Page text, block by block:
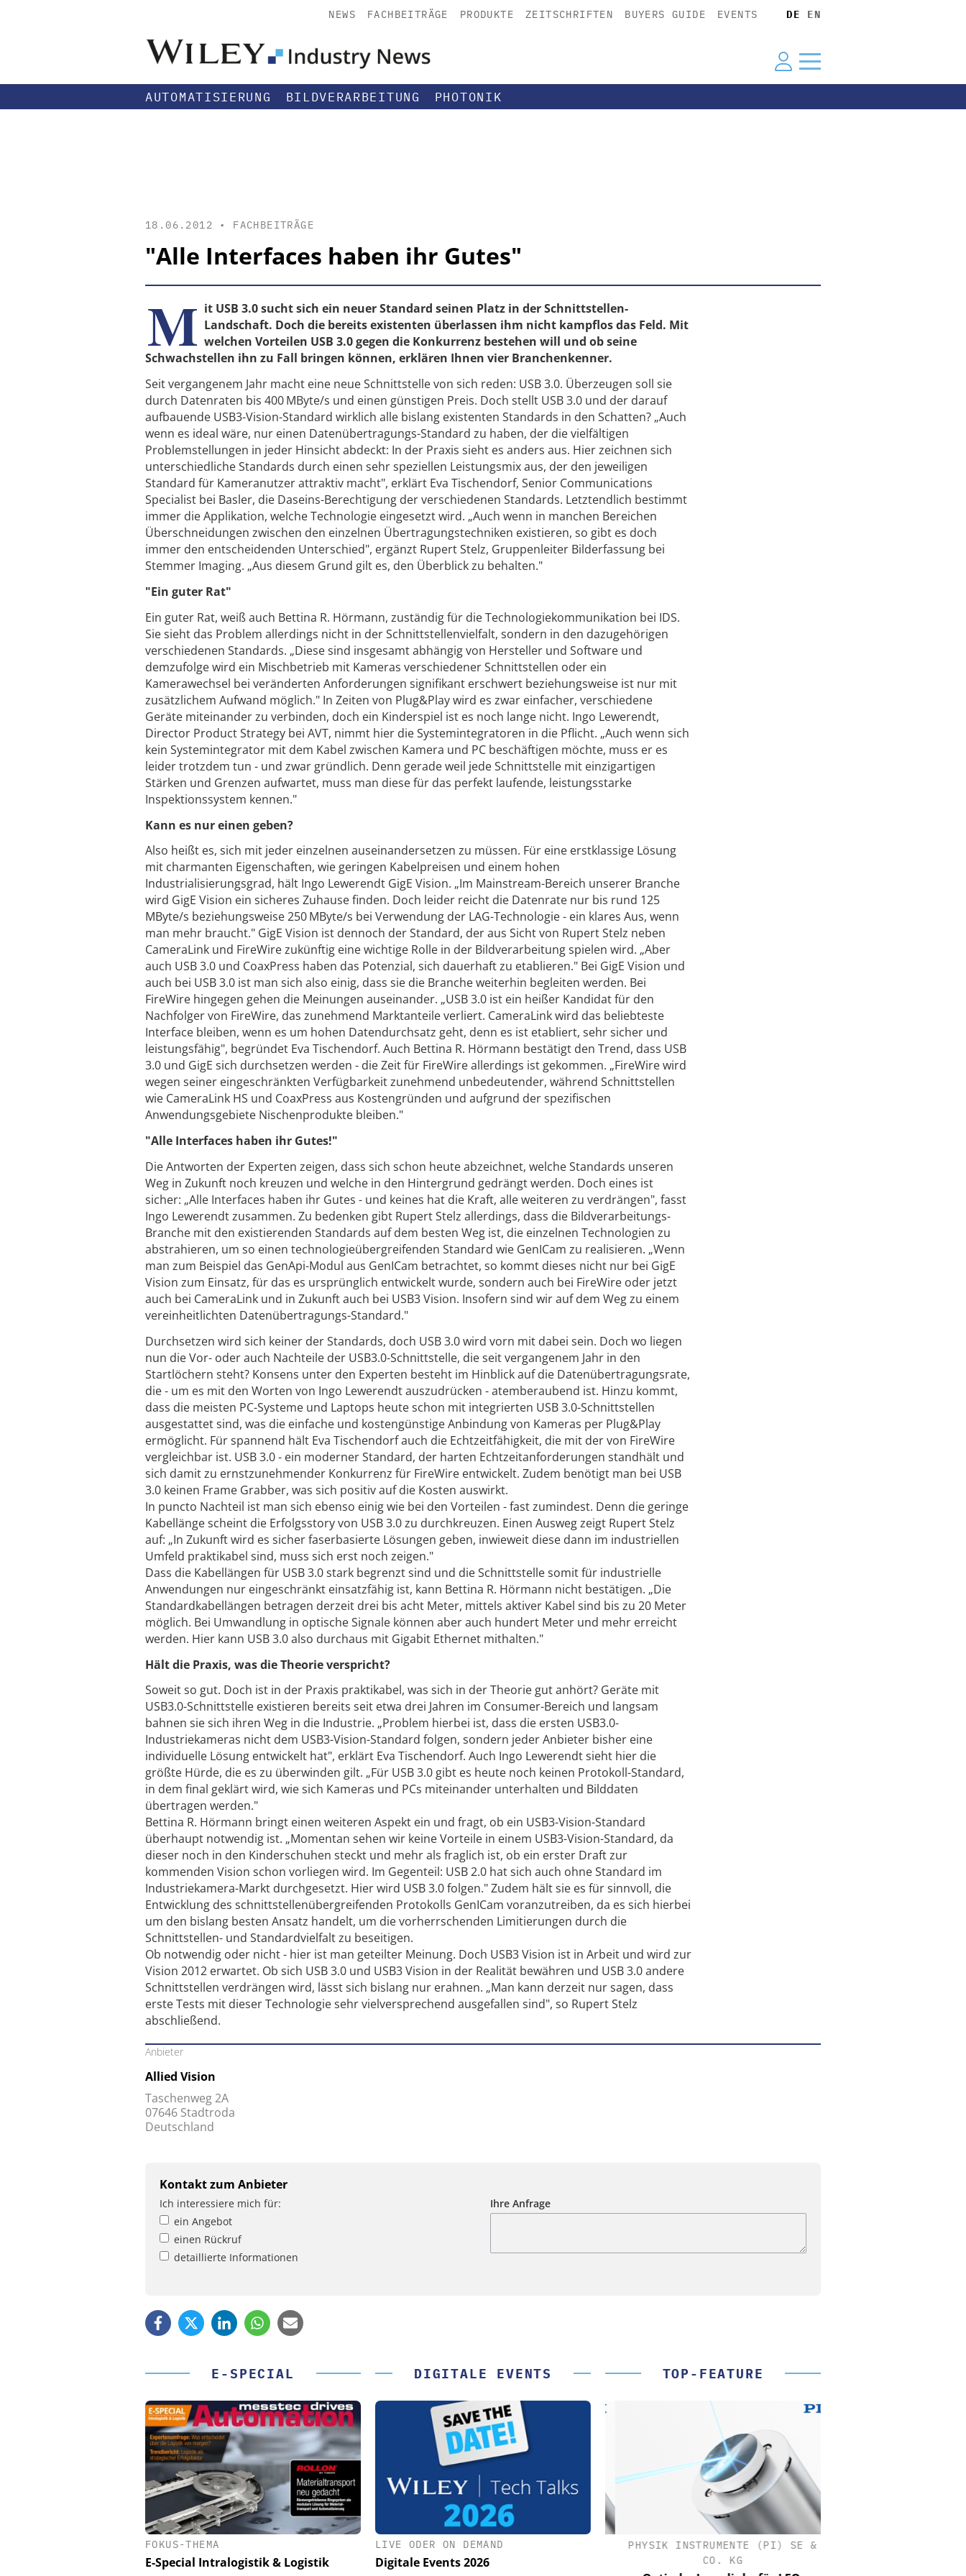
NEWS FACHBEITRÄGE PRODUKTE ZEITSCHRIFTEN BUYERS GUIDE EVENTS DE EN
AUTOMATISIERUNG BILDVERARBEITUNG PHOTONIK
18.06.2012 • FACHBEITRÄGE
"Alle Interfaces haben ihr Gutes"
M it USB 3.0 sucht sich ein neuer Standard seinen Platz in der Schnittstellen-
Landschaft. Doch die bereits existenten überlassen ihm nicht kampflos das Feld. Mit
welchen Vorteilen USB 3.0 gegen die Konkurrenz bestehen will und ob seine
Schwachstellen ihn zu Fall bringen können, erklären Ihnen vier Branchenkenner.
Seit vergangenem Jahr macht eine neue Schnittstelle von sich reden: USB 3.0. Überzeugen soll sie
durch Datenraten bis 400 MByte/s und einen günstigen Preis. Doch stellt USB 3.0 und der darauf
aufbauende USB3-Vision-Standard wirklich alle bislang existenten Standards in den Schatten? „Auch
wenn es ideal wäre, nur einen Datenübertragungs-Standard zu haben, der die vielfältigen
Problemstellungen in jeder Hinsicht abdeckt: In der Praxis sieht es anders aus. Hier zeichnen sich
unterschiedliche Standards durch einen sehr speziellen Leistungsmix aus, der den jeweiligen
Standard für Kameranutzer attraktiv macht", erklärt Eva Tischendorf, Senior Communications
Specialist bei Basler, die Daseins-Berechtigung der verschiedenen Standards. Letztendlich bestimmt
immer die Applikation, welche Technologie eingesetzt wird. „Auch wenn in manchen Bereichen
Überschneidungen zwischen den einzelnen Übertragungstechniken existieren, so gibt es doch
immer den entscheidenden Unterschied", ergänzt Rupert Stelz, Gruppenleiter Bilderfassung bei
Stemmer Imaging. „Aus diesem Grund gilt es, den Überblick zu behalten."
"Ein guter Rat"
Ein guter Rat, weiß auch Bettina R. Hörmann, zuständig für die Technologiekommunikation bei IDS.
Sie sieht das Problem allerdings nicht in der Schnittstellenvielfalt, sondern in den dazugehörigen
verschiedenen Standards. „Diese sind insgesamt abhängig von Hersteller und Software und
demzufolge wird ein Mischbetrieb mit Kameras verschiedener Schnittstellen oder ein
Kamerawechsel bei veränderten Anforderungen signifikant erschwert beziehungsweise ist nur mit
zusätzlichem Aufwand möglich." In Zeiten von Plug&Play wird es zwar einfacher, verschiedene
Geräte miteinander zu verbinden, doch ein Kinderspiel ist es noch lange nicht. Ingo Lewerendt,
Director Product Strategy bei AVT, nimmt hier die Systemintegratoren in die Pflicht. „Auch wenn sich
kein Systemintegrator mit dem Kabel zwischen Kamera und PC beschäftigen möchte, muss er es
leider trotzdem tun - und zwar gründlich. Denn gerade weil jede Schnittstelle mit einzigartigen
Stärken und Grenzen aufwartet, muss man diese für das perfekt laufende, leistungsstarke
Inspektionssystem kennen."
Kann es nur einen geben?
Also heißt es, sich mit jeder einzelnen auseinandersetzen zu müssen. Für eine erstklassige Lösung
mit charmanten Eigenschaften, wie geringen Kabelpreisen und einem hohen
Industrialisierungsgrad, hält Ingo Lewerendt GigE Vision. „Im Mainstream-Bereich unserer Branche
wird GigE Vision ein sicheres Zuhause finden. Doch leider reicht die Datenrate nur bis rund 125
MByte/s beziehungsweise 250 MByte/s bei Verwendung der LAG-Technologie - ein klares Aus, wenn
man mehr braucht." GigE Vision ist dennoch der Standard, der aus Sicht von Rupert Stelz neben
CameraLink und FireWire zukünftig eine wichtige Rolle in der Bildverarbeitung spielen wird. „Aber
auch USB 3.0 und CoaxPress haben das Potenzial, sich dauerhaft zu etablieren." Bei GigE Vision und
auch bei USB 3.0 ist man sich also einig, dass sie die Branche weiterhin begleiten werden. Bei
FireWire hingegen gehen die Meinungen auseinander. „USB 3.0 ist ein heißer Kandidat für den
Nachfolger von FireWire, das zunehmend Marktanteile verliert. CameraLink wird das beliebteste
Interface bleiben, wenn es um hohen Datendurchsatz geht, denn es ist etabliert, sehr sicher und
leistungsfähig", begründet Eva Tischendorf. Auch Bettina R. Hörmann bestätigt den Trend, dass USB
3.0 und GigE sich durchsetzen werden - die Zeit für FireWire allerdings ist gekommen. „FireWire wird
wegen seiner eingeschränkten Verfügbarkeit zunehmend unbedeutender, während Schnittstellen
wie CameraLink HS und CoaxPress aus Kostengründen und aufgrund der spezifischen
Anwendungsgebiete Nischenprodukte bleiben."
"Alle Interfaces haben ihr Gutes!"
Die Antworten der Experten zeigen, dass sich schon heute abzeichnet, welche Standards unseren
Weg in Zukunft noch kreuzen und welche in den Hintergrund gedrängt werden. Doch eines ist
sicher: „Alle Interfaces haben ihr Gutes - und keines hat die Kraft, alle weiteren zu verdrängen", fasst
Ingo Lewerendt zusammen. Zu bedenken gibt Rupert Stelz allerdings, dass die Bildverarbeitungs-
Branche mit den existierenden Standards auf dem besten Weg ist, die einzelnen Technologien zu
abstrahieren, um so einen technologieübergreifenden Standard wie GenICam zu realisieren. „Wenn
man zum Beispiel das GenApi-Modul aus GenICam betrachtet, so kommt dieses nicht nur bei GigE
Vision zum Einsatz, für das es ursprünglich entwickelt wurde, sondern auch bei FireWire oder jetzt
auch bei CameraLink und in Zukunft auch bei USB3 Vision. Insofern sind wir auf dem Weg zu einem
vereinheitlichten Datenübertragungs-Standard."
Durchsetzen wird sich keiner der Standards, doch USB 3.0 wird vorn mit dabei sein. Doch wo liegen
nun die Vor- oder auch Nachteile der USB3.0-Schnittstelle, die seit vergangenem Jahr in den
Startlöchern steht? Konsens unter den Experten besteht im Hinblick auf die Datenübertragungsrate,
die - um es mit den Worten von Ingo Lewerendt auszudrücken - atemberaubend ist. Hinzu kommt,
dass die meisten PC-Systeme und Laptops heute schon mit integrierten USB 3.0-Schnittstellen
ausgestattet sind, was die einfache und kostengünstige Anbindung von Kameras per Plug&Play
ermöglicht. Für spannend hält Eva Tischendorf auch die Echtzeitfähigkeit, die mit der von FireWire
vergleichbar ist. USB 3.0 - ein moderner Standard, der harten Echtzeitanforderungen standhält und
sich damit zu ernstzunehmender Konkurrenz für FireWire entwickelt. Zudem benötigt man bei USB
3.0 keinen Frame Grabber, was sich positiv auf die Kosten auswirkt.
In puncto Nachteil ist man sich ebenso einig wie bei den Vorteilen - fast zumindest. Denn die geringe
Kabellänge scheint die ­Erfolgsstory von USB 3.0 zu durchkreuzen. Einen Ausweg zeigt Rupert Stelz
auf: „In Zukunft wird es sicher faserbasierte Lösungen geben, inwieweit diese dann im industriellen
Umfeld praktikabel sind, muss sich erst noch zeigen."
Dass die Kabellängen für USB 3.0 stark begrenzt sind und die Schnittstelle somit für indus­trielle
Anwendungen nur eingeschränkt einsatzfähig ist, kann Bettina R. Hörmann nicht bestätigen. „Die
Standardkabellängen betragen derzeit drei bis acht Meter, mittels aktiver Kabel sind bis zu 20 Meter
möglich. Bei Umwandlung in optische Signale können aber auch hundert Meter und mehr erreicht
werden. Hier kann USB 3.0 also durchaus mit Gigabit Ethernet mithalten."
Hält die Praxis, was die Theorie verspricht?
Soweit so gut. Doch ist in der Praxis praktikabel, was sich in der Theorie gut anhört? Geräte mit
USB3.0-Schnittstelle existieren bereits seit etwa drei Jahren im Consumer-Bereich und langsam
bahnen sie sich ihren Weg in die Industrie. „Problem hierbei ist, dass die ersten USB3.0-
Industriekameras nicht dem USB3-Vision-Standard folgen, sondern jeder Anbieter bisher eine
individuelle Lösung entwickelt hat", erklärt Eva Tischendorf. Auch Ingo Lewerendt sieht hier die
größte Hürde, die es zu überwinden gilt. „Für USB 3.0 gibt es heute noch keinen Protokoll-Standard,
in dem final geklärt wird, wie sich Kameras und PCs miteinander unterhalten und Bilddaten
übertragen werden."
Bettina R. Hörmann bringt einen weiteren Aspekt ein und fragt, ob ein USB3-Vision-Standard
überhaupt notwendig ist. „Momentan sehen wir keine Vorteile in einem USB3-Vision-Standard, da
dieser noch in den Kinderschuhen steckt und mehr als fraglich ist, ob ein erster Draft zur
kommenden Vision schon vorliegen wird. Im Gegenteil: USB 2.0 hat sich auch ohne Standard im
Industriekamera-Markt durchgesetzt. Hier wird USB 3.0 folgen." Zudem hält sie es für sinnvoll, die
Entwicklung des schnittstellenübergreifenden Protokolls GenICam voranzutreiben, da es sich hierbei
um den bislang besten Ansatz handelt, um die vorherrschenden Limitierungen durch die
Schnittstellen- und Standardvielfalt zu beseitigen.
Ob notwendig oder nicht - hier ist man geteilter Meinung. Doch USB3 Vision ist in Arbeit und wird zur
Vision 2012 erwartet. Ob sich USB 3.0 und USB3 Vision in der Realität bewähren und USB 3.0 andere
Schnittstellen verdrängen wird, lässt sich bislang nur erahnen. „Man kann derzeit nur sagen, dass
erste Tests mit dieser Technologie sehr vielversprechend ausgefallen sind", so Rupert Stelz
abschließend.
Anbieter
Allied Vision
Taschenweg 2A
07646 Stadtroda
Deutschland
Kontakt zum Anbieter
Ich interessiere mich für:
ein Angebot
einen Rückruf
detaillierte Informationen
Ihre Anfrage
E-SPECIAL
FOKUS-THEMA
E-Special Intralogistik & Logistik
DIGITALE EVENTS
LIVE ODER ON DEMAND
Digitale Events 2026
TOP-FEATURE
PHYSIK INSTRUMENTE (PI) SE &
CO. KG
PHYSIK INSTRUMENTE (PI) SE &
CO. KG
PHYSIK INSTRUMENTE (PI) SE &
CO. KG